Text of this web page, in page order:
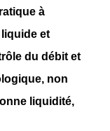
à
et
du débit et
non
liquidité,